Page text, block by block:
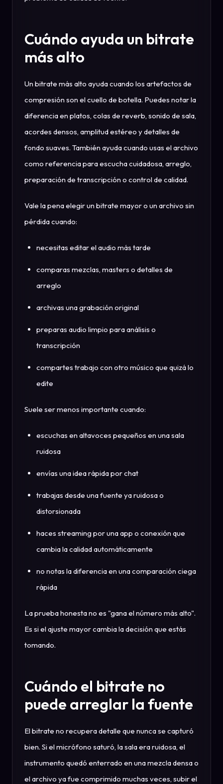
Cuándo ayuda un bitrate
más alto
Un bitrate más alto ayuda cuando los artefactos de
compresión son el cuello de botella. Puedes notar la
diferencia en platos, colas de reverb, sonido de sala,
acordes densos, amplitud estéreo y detalles de
fondo suaves. También ayuda cuando usas el archivo
como referencia para escucha cuidadosa, arreglo,
preparación de transcripción o control de calidad.
Vale la pena elegir un bitrate mayor o un archivo sin
pérdida cuando:
necesitas editar el audio más tarde
comparas mezclas, masters o detalles de
arreglo
archivas una grabación original
preparas audio limpio para análisis o
transcripción
compartes trabajo con otro músico que quizá lo
edite
Suele ser menos importante cuando:
escuchas en altavoces pequeños en una sala
ruidosa
envías una idea rápida por chat
trabajas desde una fuente ya ruidosa o
distorsionada
haces streaming por una app o conexión que
cambia la calidad automáticamente
no notas la diferencia en una comparación ciega
rápida
La prueba honesta no es "gana el número más alto".
Es si el ajuste mayor cambia la decisión que estás
tomando.
Cuándo el bitrate no
puede arreglar la fuente
El bitrate no recupera detalle que nunca se capturó
bien. Si el micrófono saturó, la sala era ruidosa, el
instrumento quedó enterrado en una mezcla densa o
el archivo ya fue comprimido muchas veces, subir el